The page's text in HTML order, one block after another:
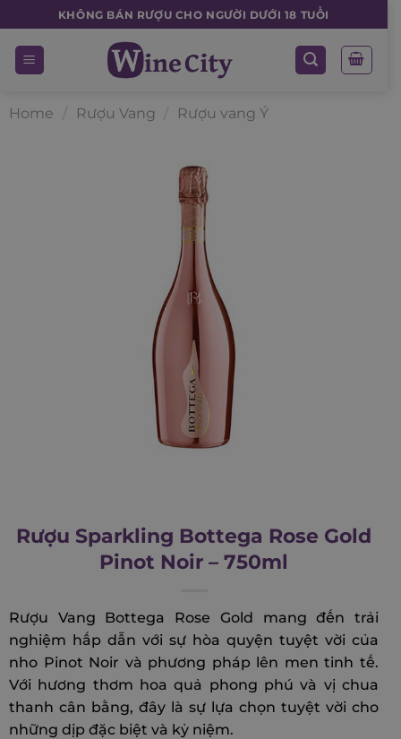
to
content
KHÔNG BÁN RƯỢU CHO NGƯỜI DƯỚI 18 TUỔI
Home / Rượu Vang / Rượu vang Ý
Rượu Sparkling Bottega Rose Gold
Pinot Noir – 750ml
Rượu Vang Bottega Rose Gold mang đến trải
nghiệm hấp dẫn với sự hòa quyện tuyệt vời của
nho Pinot Noir và phương pháp lên men tinh tế.
Với hương thơm hoa quả phong phú và vị chua
thanh cân bằng, đây là sự lựa chọn tuyệt vời cho
những dịp đặc biệt và kỷ niệm.